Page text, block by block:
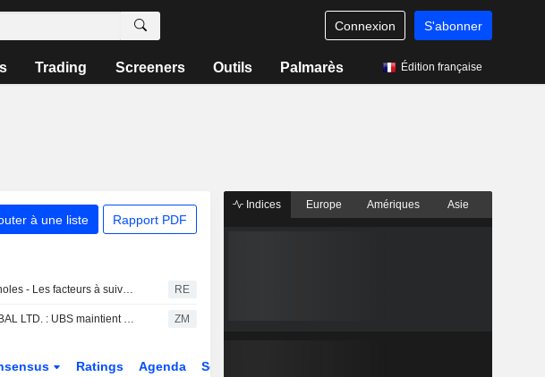
Connexion S'abonner
Trading Screeners Outils Palmarès Édition française
à une liste Rapport PDF
Actions espagnoles - Les facteurs à suivre le 6 août RE
LIBERTY GLOBAL LTD. : UBS maintient son opinion neutre ZM
Ratings Agenda Secteur
Indices Europe Amériques Asie